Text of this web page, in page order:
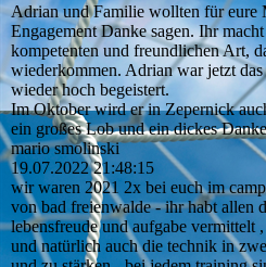
Adrian und Familie wollten für eure
Engagement Danke sagen. Ihr macht
kompetenten und freundlichen Art,
wiederkommen. Adrian war jetzt
wieder hoch begeistert.
Im Oktober wird er in Zepernick
ein großes Lob und ein dickes
mario smolinski
19.07.2022 21:48:15
wir waren 2021 2x bei euch im
von bad freienwalde - ihr habt allen
lebensfreude und aufgabe vermittelt
und natürlich auch die technik in